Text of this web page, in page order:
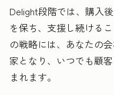
Delight段階では、購入
を保ち、支援し続ける
の戦略には、あなたの
家となり、いつでも顧
まれます。